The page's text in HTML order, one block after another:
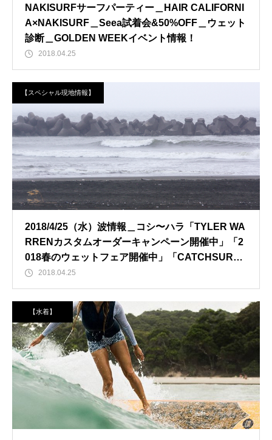
NAKISURFサーフパーティー＿HAIR CALIFORNI
A×NAKISURF＿Seea試着会&50%OFF＿ウェット
診断＿GOLDEN WEEKイベント情報！
2018.04.25
【スペシャル現地情報】
2018/4/25（水）波情報＿コシ〜ハラ「TYLER WA
RRENカスタムオーダーキャンペーン開催中」「2
018春のウェットフェア開催中」「CATCHSURF2
018先行予約開始」
2018.04.25
【水着】